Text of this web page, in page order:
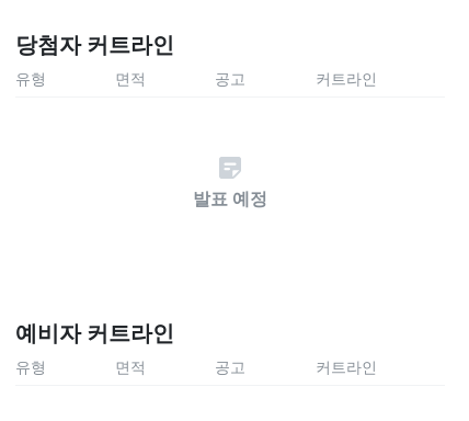
당첨자 커트라인
유형 면적 공고 커트라인
발표 예정
예비자 커트라인
유형 면적 공고 커트라인